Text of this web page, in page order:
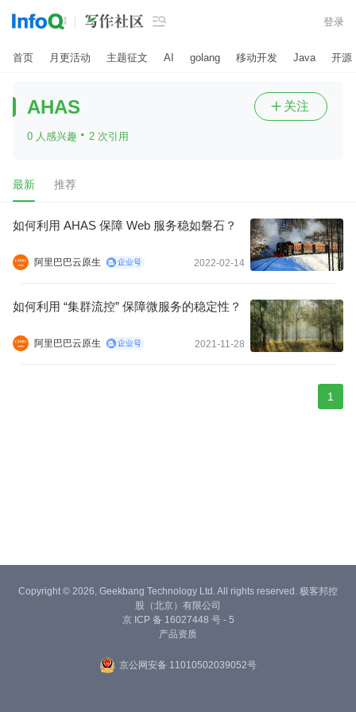
 登录
首页 月更活动 主题征文 AI golang 移动开发 Java 开源
AHAS
0 人感兴趣 · 2 次引用
 关注
最新 推荐
如何利用 AHAS 保障 Web 服务稳如磐石？
阿里巴巴云原生 2022-02-14
如何利用 “集群流控” 保障微服务的稳定性？
阿里巴巴云原生 2021-11-28
1
Copyright © 2026, Geekbang Technology Ltd. All rights reserved. 极客邦控
股（北京）有限公司
京 ICP 备 16027448 号 - 5
产品资质
京公网安备 11010502039052号